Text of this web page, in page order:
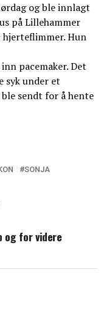
og ble innlagt
på Lillehammer
Hun
pacemaker. Det
syk under et
sendt for å hente
SONJA
og for videre